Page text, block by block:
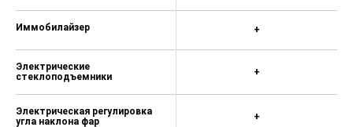
Иммобилайзер
Электрические
стеклоподъемники
Электрическая регулировка
угла наклона фар
+
+
+